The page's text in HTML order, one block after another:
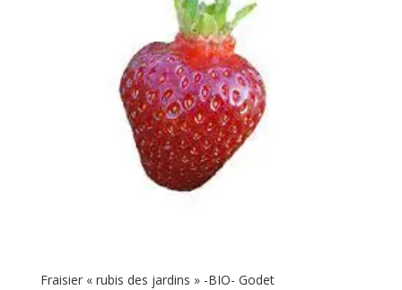
Fraisier « rubis des jardins » -BIO- Godet